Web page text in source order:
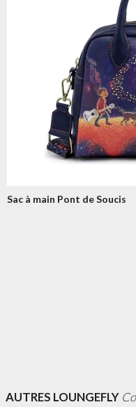
Sac à main Pont de Soucis
AUTRES LOUNGEFLY